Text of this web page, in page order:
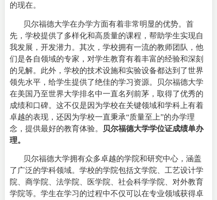
的现在。
贝尔福德大学在办学方面有着非常明显的优势。首
先，学校提供了多样化和高质量的课程，帮助学生实现自
我发展，开发潜力。其次，学校拥有一流的教师团队，他
们是各自领域的专家，对学生教育有着丰富的经验和深刻
的见解。此外，学校的技术设施和实验设备都达到了世界
领先水平，给学生提供了绝佳的学习资源。
贝尔福德大学
在美国乃至世界大学排名中一直名列前茅，取得了优秀的
成绩和口碑。这不仅是因为学校在关键领域和学科上有着
卓越的表现，还因为学校一直秉承“质量至上”的办学理
念，提供最好的教育体验。
贝尔福德大学学位证成绩单办
理。
贝尔福德大学拥有众多卓越的学院和研究中心，涵盖
了广泛的学科领域。学校的学院包括文学院、工艺设计学
院、商学院、法学院、医学院、社会科学学院、对外教育
学院等。学生在学习的过程中不仅可以在专业领域获得卓